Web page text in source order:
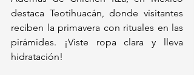
destaca Teotihuacán, donde visitantes
reciben la primavera con rituales en las
pirámides. ¡Viste ropa clara y lleva
hidratación!